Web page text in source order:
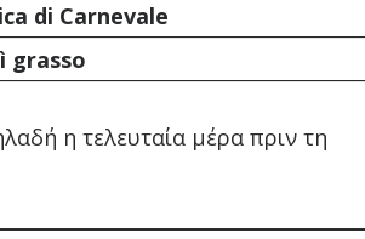
di Carnevale
grasso
η τελευταία μέρα πριν τη